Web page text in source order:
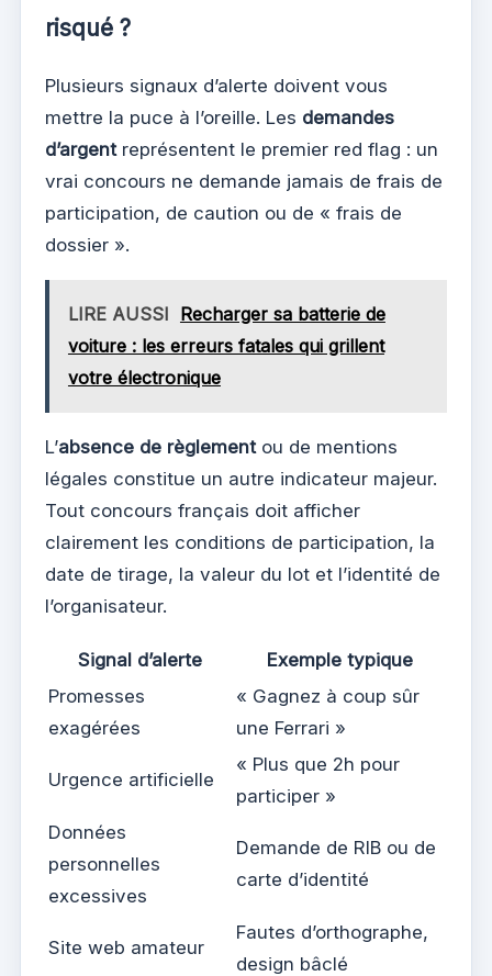
risqué ?
Plusieurs signaux d’alerte doivent vous
mettre la puce à l’oreille. Les demandes
d’argentreprésentent le premier red flag : un
vrai concours ne demande jamais de frais de
participation, de caution ou de « frais de
dossier ».
LIRE AUSSI Recharger sa batterie de
voiture : les erreurs fatales qui grillent
votre électronique
L’absence de règlement ou de mentions
légales constitue un autre indicateur majeur.
Tout concours français doit afficher
clairement les conditions de participation, la
date de tirage, la valeur du lot et l’identité de
l’organisateur.
Signal d’alerte
Exemple typique
Promesses
exagérées
« Gagnez à coup sûr
une Ferrari »
Urgence artificielle
« Plus que 2h pour
participer »
Données
personnelles
excessives
Demande de RIB ou de
carte d’identité
Site web amateur
Fautes d’orthographe,
design bâclé